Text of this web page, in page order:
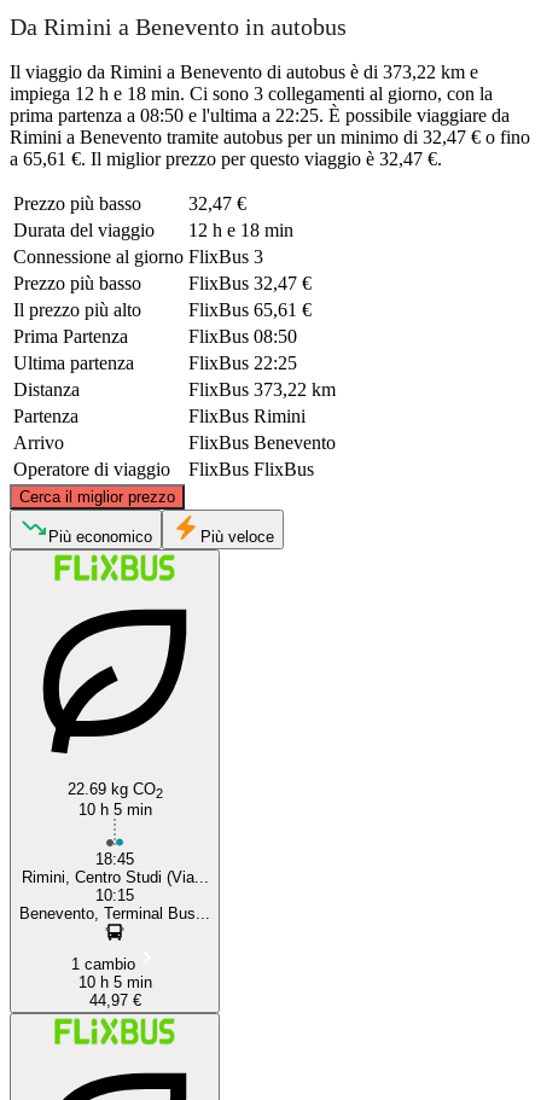
Da Rimini a Benevento in autobus
Il viaggio da Rimini a Benevento di autobus è di 373,22 km e
impiega 12 h e 18 min. Ci sono 3 collegamenti al giorno, con la
prima partenza a 08:50 e l'ultima a 22:25. È possibile viaggiare da
Rimini a Benevento tramite autobus per un minimo di 32,47 € o fino
a 65,61 €. Il miglior prezzo per questo viaggio è 32,47 €.
Prezzo più basso
32,47 €
Durata del viaggio
12 h e 18 min
Connessione al giorno FlixBus 3
Prezzo più basso
FlixBus 32,47 €
Il prezzo più alto
FlixBus 65,61 €
Prima Partenza
FlixBus 08:50
Ultima partenza
FlixBus 22:25
Distanza
FlixBus 373,22 km
Partenza
FlixBus Rimini
Arrivo
FlixBus Benevento
Operatore di viaggio
FlixBus FlixBus
Cerca il miglior prezzo
Rimini
©CARTO
Più economico Più veloce
22.69 kg CO2
10 h 5 min
18:45
Rimini, Centro Studi (Via...
10:15
Benevento, Terminal Bus...
1 cambio
10 h 5 min
44,97 €